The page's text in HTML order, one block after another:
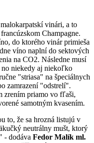
vinári, a to
Champagne.
do ktorého vinár primieša
víno naplní do sektových
na CO2. Následne musí
niekedy aj niekoľko
"striasa" na špeciálnych
zamrazení "odstrelí".
zrením priamo vo fľaši,
samotným kvasením.
to, že sa hrozná listujú v
neutrálny mušt, ktorý
- dodáva Fedor Malík ml.